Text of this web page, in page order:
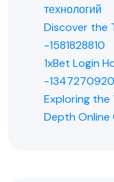
технологий
Discover the
-1581828810
1xBet Login
-1347270920
Exploring the
Depth Online